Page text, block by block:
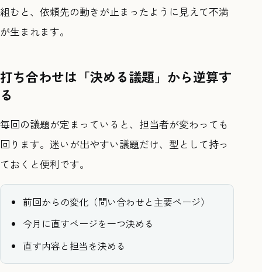
組むと、依頼先の動きが止まったように見えて不満
が生まれます。
打ち合わせは「決める議題」から逆算す
る
毎回の議題が定まっていると、担当者が変わっても
回ります。迷いが出やすい議題だけ、型として持っ
ておくと便利です。
前回からの変化（問い合わせと主要ページ）
今月に直すページを一つ決める
直す内容と担当を決める